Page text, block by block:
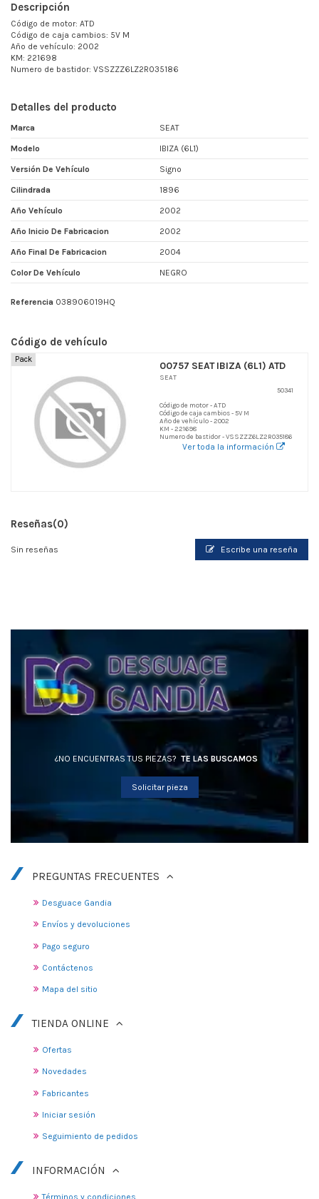
Descripción
Código de motor: ATD
Código de caja cambios: 5V M
Año de vehículo: 2002
KM: 221698
Numero de bastidor: VSSZZZ6LZ2R035186
Detalles del producto
Marca SEAT
Modelo IBIZA (6L1)
Versión De Vehículo Signo
Cilindrada 1896
Año Vehículo 2002
Año Inicio De Fabricacion 2002
Año Final De Fabricacion 2004
Color De Vehículo NEGRO
Referencia 038906019HQ
Código de vehículo
Pack
00757 SEAT IBIZA (6L1) ATD
SEAT
50341
Código de motor - ATD
Código de caja cambios - 5V M
Año de vehículo - 2002
KM - 221698
Numero de bastidor - VSSZZZ6LZ2R035186
Ver toda la información
Reseñas(0)
Sin reseñas Escribe una reseña
¿NO ENCUENTRAS TUS PIEZAS? TE LAS BUSCAMOS
Solicitar pieza
PREGUNTAS FRECUENTES
Desguace Gandia
Envíos y devoluciones
Pago seguro
Contáctenos
Mapa del sitio
TIENDA ONLINE
Ofertas
Novedades
Fabricantes
Iniciar sesión
Seguimiento de pedidos
INFORMACIÓN
Términos y condiciones